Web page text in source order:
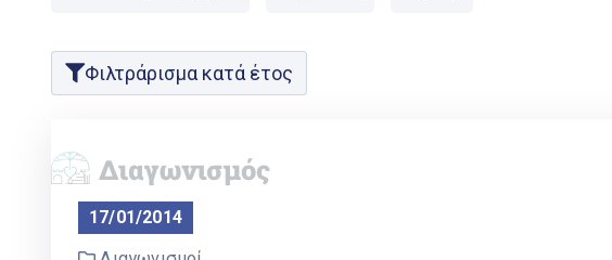
Φιλτράρισμα κατά έτος
17/01/2014